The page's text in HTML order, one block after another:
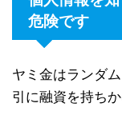
危険です
ヤミ金はランダ
引に融資を持ちか